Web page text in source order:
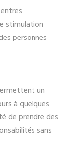
stimulation
personnes
un
à quelques
de prendre des
sans